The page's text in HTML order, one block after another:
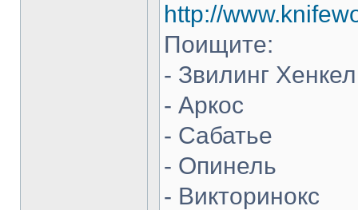
http://
Поищите:
- Звилинг
- Аркос
- Сабатье
- Опинель
- Викторинокс